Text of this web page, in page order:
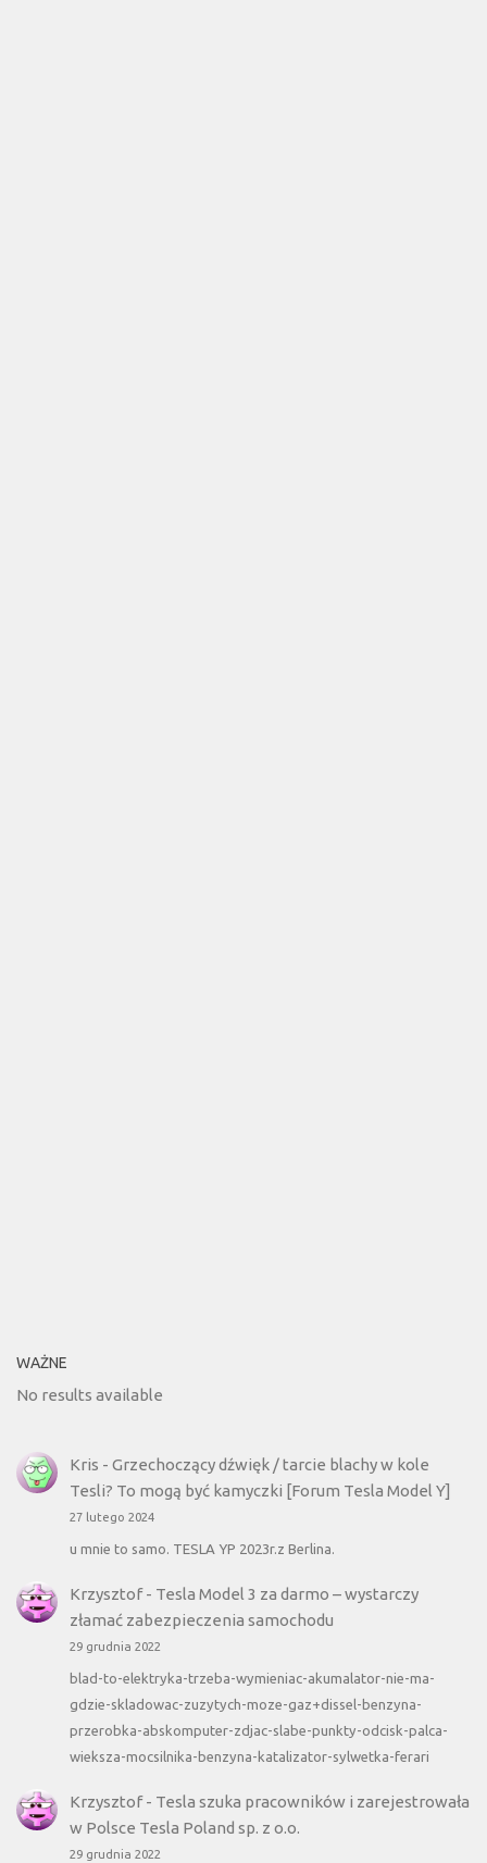
WAŻNE
No results available
Kris - Grzechoczący dźwięk / tarcie blachy w kole
Tesli? To mogą być kamyczki [Forum Tesla Model Y]
27 lutego 2024
u mnie to samo. TESLA YP 2023r.z Berlina.
Krzysztof- Tesla Model 3 za darmo – wystarczy
złamać zabezpieczenia samochodu
29 grudnia 2022
blad-to-elektryka-trzeba-wymieniac-akumalator-nie-ma-
gdzie-skladowac-zuzytych-moze-gaz+dissel-benzyna-
przerobka-abskomputer-zdjac-slabe-punkty-odcisk-palca-
wieksza-mocsilnika-benzyna-katalizator-sylwetka-ferari
Krzysztof- Tesla szuka pracowników i zarejestrowała
w Polsce Tesla Poland sp. z o.o.
29 grudnia 2022